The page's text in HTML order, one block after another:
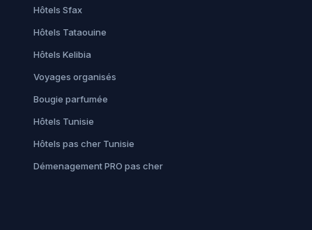
Hôtels Sfax
Hôtels Tataouine
Hôtels Kelibia
Voyages organisés
Bougie parfumée
Hôtels Tunisie
Hôtels pas cher Tunisie
Démenagement PRO pas cher